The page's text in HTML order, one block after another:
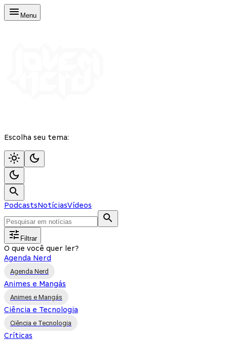
Menu
Escolha seu tema:
PodcastsNotíciasVídeos
Filtrar
O que você quer ler?
Agenda Nerd
Agenda Nerd
Animes e Mangás
Animes e Mangás
Ciência e Tecnologia
Ciência e Tecnologia
Críticas